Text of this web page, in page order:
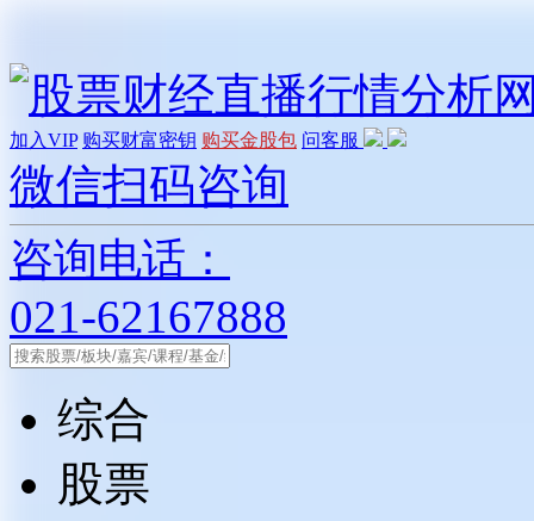
加入VIP 购买财富密钥 购买金股包 问客服
微信扫码咨询
咨询电话：
021-62167888
综合
股票